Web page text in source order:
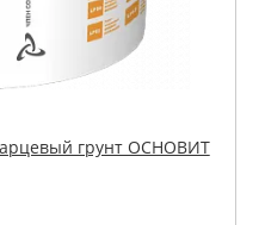
грунт ОСНОВИТ